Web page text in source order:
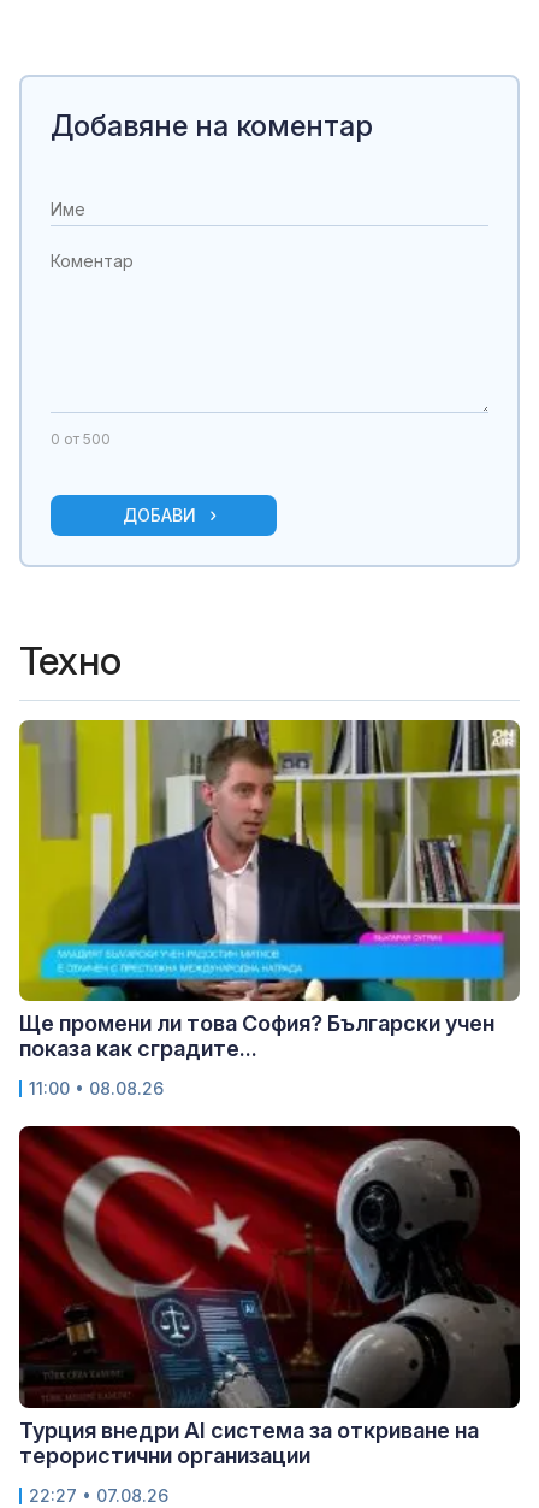
Добавяне на коментар
0 от 500
ДОБАВИ
Техно
Ще промени ли това София? Български учен
показа как сградите...
11:00 • 08.08.26
Турция внедри AI система за откриване на
терористични организации
22:27 • 07.08.26